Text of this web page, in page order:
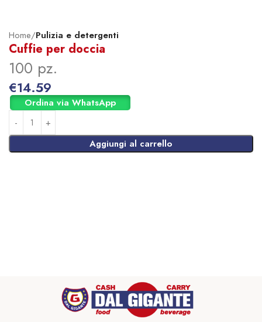
Home Pulizia e detergenti
Cuffie per doccia
100 pz.
€14.59
Aggiungi al carrello
Ordina via WhatsApp